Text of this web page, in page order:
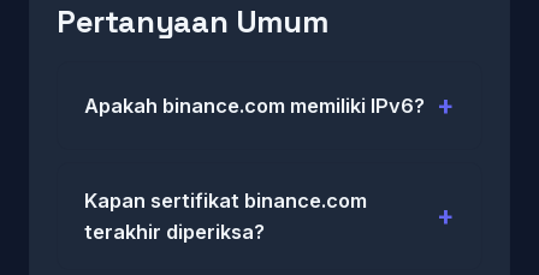
Pertanyaan Umum
Apakah binance.com memiliki IPv6?
Kapan sertifikat binance.com
terakhir diperiksa?